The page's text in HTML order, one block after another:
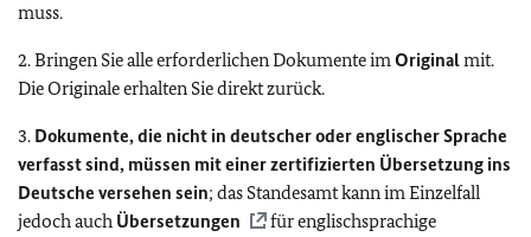
muss.
2. Bringen Sie alle erforderlichen Dokumente imOriginalmit.
Die Originale erhalten Sie direkt zurück.
3. Dokumente, die nicht in deutscher oder englischer Sprache
verfasst sind, müssen mit einer zertifizierten Übersetzung ins
Deutsche versehen sein; das Standesamt kann im Einzelfall
jedoch auch Übersetzungen
für englischsprachige